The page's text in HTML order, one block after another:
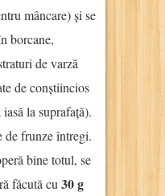
mâncare) și se
borcane,
de varză
de conștiincios
la suprafață).
de frunze întregi.
bine totul, se
făcută cu 30 g